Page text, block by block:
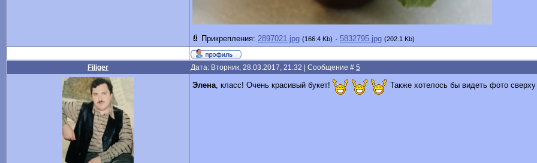
Прикрепления: 2897021.jpg (166.4 Kb) · 5832795.jpg (202.1 Kb)
Filiger Дата: Вторник, 28.03.2017, 21:32 | Сообщение # 5
Элена, класс! Очень красивый букет! Также хотелось бы видеть фото